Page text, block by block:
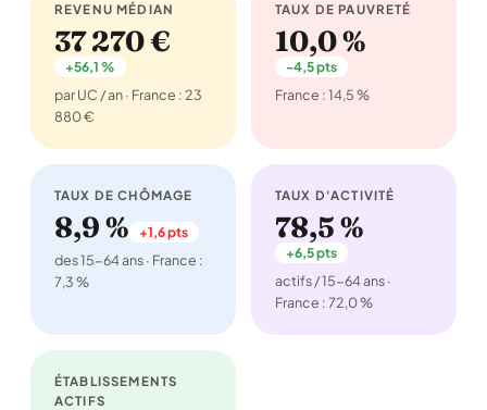
REVENU MÉDIAN
37 270 €
+56,1 %
par UC / an · France : 23
880 €
TAUX DE PAUVRETÉ
10,0 %
-4,5 pts
France : 14,5 %
TAUX DE CHÔMAGE
8,9 % +1,6 pts
des 15-64 ans · France :
7,3 %
TAUX D'ACTIVITÉ
78,5 %
+6,5 pts
actifs / 15-64 ans ·
France : 72,0 %
ÉTABLISSEMENTS
ACTIFS